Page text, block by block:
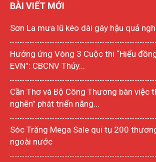
BÀI VIẾT MỚI
Sơn La mưa lũ kéo dài gây hậu quả
Hưởng ứng Vòng 3 Cuộc thi “Hiểu
EVN”: CBCNV Thủy...
Cần Thơ và Bộ Công Thương bàn việc
nghẽn” phát triển năng...
Sóc Trăng Mega Sale qui tụ 200
ngoài nước